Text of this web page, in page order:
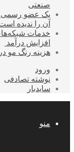
صنعتی
یک عضو رسمی
آن را ندیده
افزایش درآمد
هزینه رنگ مو
ورود
نوشته تصادفی
سایدبار
منو